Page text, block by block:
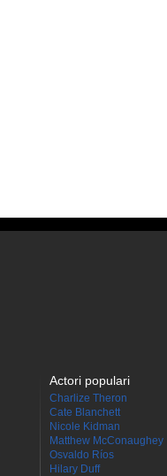
Actori populari
Charlize Theron
Cate Blanchett
Nicole Kidman
Matthew McConaughey
Osvaldo Ríos
Hilary Duff